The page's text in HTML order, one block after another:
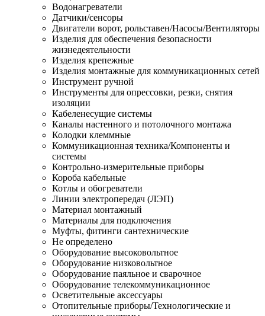
Водонагреватели
Датчики/сенсоры
Двигатели ворот, рольставен/Насосы/Вентиляторы
Изделия для обеспечения безопасности
жизнедеятельности
Изделия крепежные
Изделия монтажные для коммуникационных сетей
Инструмент ручной
Инструменты для опрессовки, резки, снятия
изоляции
Кабеленесущие системы
Каналы настенного и потолочного монтажа
Колодки клеммные
Коммуникационная техника/Компоненты и
системы
Контрольно-измерительные приборы
Короба кабельные
Котлы и обогреватели
Линии электропередач (ЛЭП)
Материал монтажный
Материалы для подключения
Муфты, фитинги сантехнические
Не определено
Оборудование высоковольтное
Оборудование низковольтное
Оборудование паяльное и сварочное
Оборудование телекоммуникационное
Осветительные аксессуары
Отопительные приборы/Технологические и